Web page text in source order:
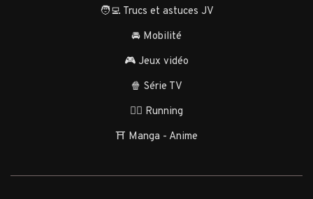
🧑‍💻 Trucs et astuces JV
🚘 Mobilité
🎮 Jeux vidéo
🍿 Série TV
🏃‍♂️ Running
⛩️ Manga - Anime